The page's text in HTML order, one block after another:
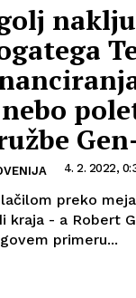
4. 2. 2022,
preko
kraja - a Robert
primeru...